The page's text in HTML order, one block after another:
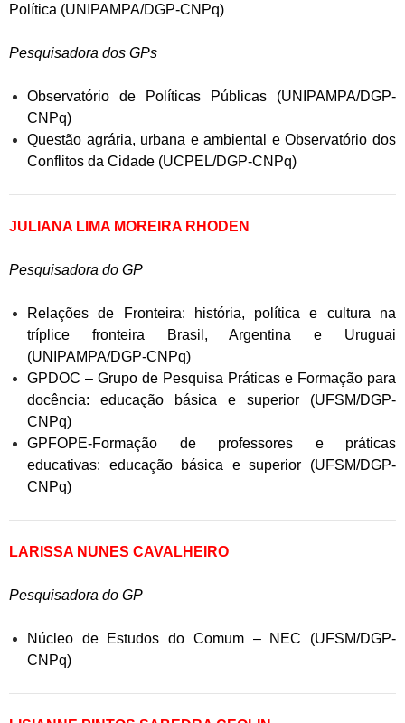
Política (UNIPAMPA/DGP-CNPq)
Pesquisadora dos GPs
Observatório de Políticas Públicas (UNIPAMPA/DGP-
CNPq)
Questão agrária, urbana e ambiental e Observatório dos
Conflitos da Cidade (UCPEL/DGP-CNPq)
JULIANA LIMA MOREIRA RHODEN
Pesquisadora do GP
Relações de Fronteira: história, política e cultura na
tríplice fronteira Brasil, Argentina e Uruguai
(UNIPAMPA/DGP-CNPq)
GPDOC – Grupo de Pesquisa Práticas e Formação para
docência: educação básica e superior (UFSM/DGP-
CNPq)
GPFOPE-Formação de professores e práticas
educativas: educação básica e superior (UFSM/DGP-
CNPq)
LARISSA NUNES CAVALHEIRO
Pesquisadora do GP
Núcleo de Estudos do Comum – NEC (UFSM/DGP-
CNPq)